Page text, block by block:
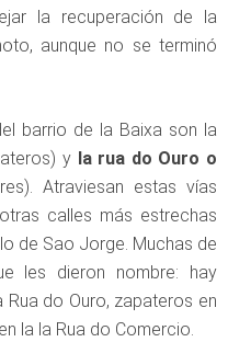
la recuperación de la
aunque no se terminó
barrio de la Baixa son la
y la rua do Ouro o
Atraviesan estas vías
calles más estrechas
de Sao Jorge. Muchas de
les dieron nombre: hay
do Ouro, zapateros en
la la Rua do Comercio.